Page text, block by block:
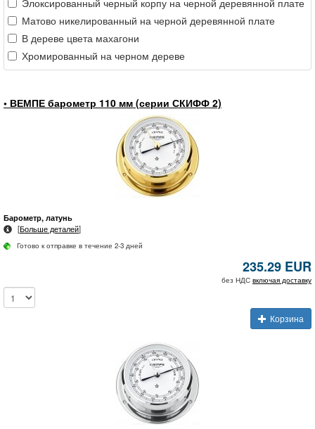
Элоксированный черный корпу на черной деревянной плате
Матово никелированный на черной деревянной плате
В дереве цвета махагони
Хромированный на черном дереве
• ВЕМПЕ барометр 110 мм (серии СКИФФ 2)
Барометр, латунь
[Больше деталей]
Готово к отправке в течение 2-3 дней
235.29 EUR
без НДС включая доставку
Корзина